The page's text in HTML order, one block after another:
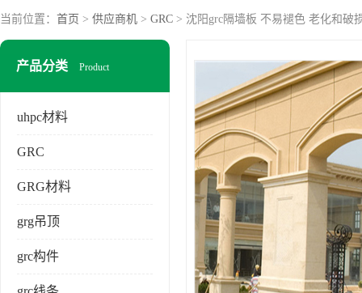
当前位置： 首页 > 供应商机 > GRC > 沈阳grc隔墙板 不易褪色 老化和破
产品分类 Product
uhpc材料
GRC
GRG材料
grg吊顶
grc构件